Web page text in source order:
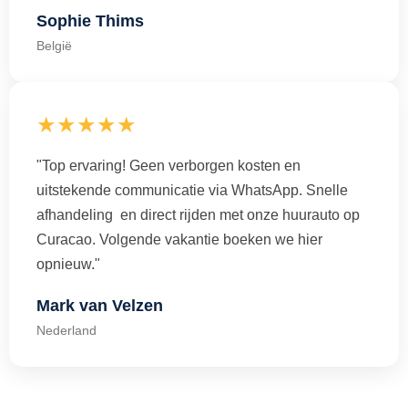
Sophie Thims
België
★★★★★
"Top ervaring! Geen verborgen kosten en
uitstekende communicatie via WhatsApp. Snelle
afhandeling en direct rijden met onze huurauto op
Curacao. Volgende vakantie boeken we hier
opnieuw."
Mark van Velzen
Nederland